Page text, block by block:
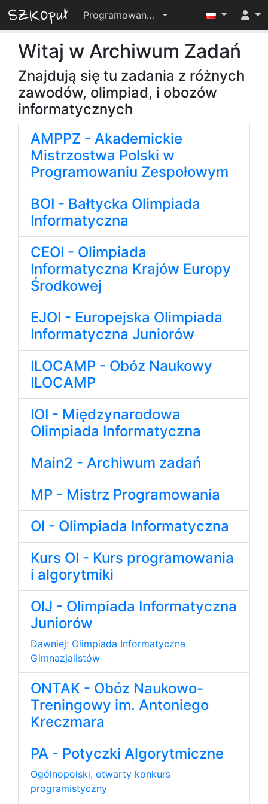
Programowanie-OD-PODSTAW-2023-24
Witaj w Archiwum Zadań
Znajdują się tu zadania z różnych
zawodów, olimpiad, i obozów
informatycznych
AMPPZ - Akademickie
Mistrzostwa Polski w
Programowaniu Zespołowym
BOI - Bałtycka Olimpiada
Informatyczna
CEOI - Olimpiada
Informatyczna Krajów Europy
Środkowej
EJOI - Europejska Olimpiada
Informatyczna Juniorów
ILOCAMP - Obóz Naukowy
ILOCAMP
IOI - Międzynarodowa
Olimpiada Informatyczna
Main2 - Archiwum zadań
MP - Mistrz Programowania
OI - Olimpiada Informatyczna
Kurs OI - Kurs programowania
i algorytmiki
OIJ - Olimpiada Informatyczna
Juniorów
Dawniej: Olimpiada Informatyczna
Gimnazjalistów
ONTAK - Obóz Naukowo-
Treningowy im. Antoniego
Kreczmara
PA - Potyczki Algorytmiczne
Ogólnopolski, otwarty konkurs
programistyczny